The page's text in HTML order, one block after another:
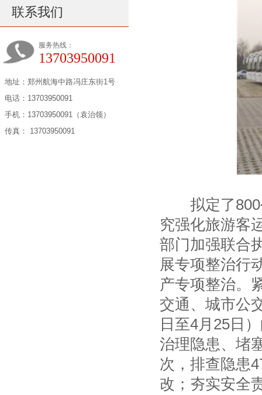
联系我们
服务热线：
13703950091
地址：郑州航海中路冯庄东街1号
电话：13703950091
手机：13703950091（袁治领）
传真： 13703950091
拟定了800
究强化旅游客
部门加强联合
展专项整治行
产专项整治。
交通、城市公
日至4月25日
治理隐患、堵
次，排查隐患
改；夯实安全